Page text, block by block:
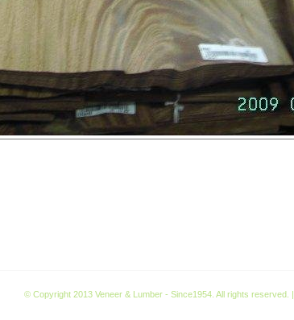
© Copyright 2013 Veneer & Lumber - Since1954. All rights reserved. |